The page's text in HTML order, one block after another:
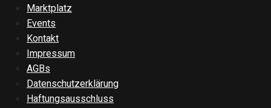
Marktplatz
Events
Kontakt
Impressum
AGBs
Datenschutzerklärung
Haftungsausschluss